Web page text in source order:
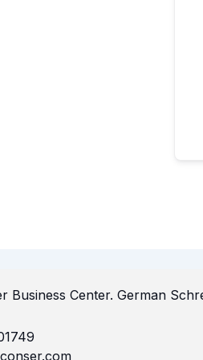
Business Center. German